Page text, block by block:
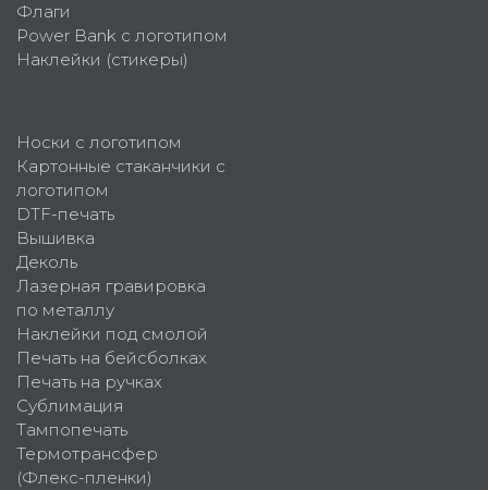
Флаги
Power Bank с логотипом
Наклейки (стикеры)
Носки с логотипом
Картонные стаканчики с
логотипом
DTF-печать
Вышивка
Деколь
Лазерная гравировка
по металлу
Наклейки под смолой
Печать на бейсболках
Печать на ручках
Сублимация
Тампопечать
Термотрансфер
(Флекс-пленки)